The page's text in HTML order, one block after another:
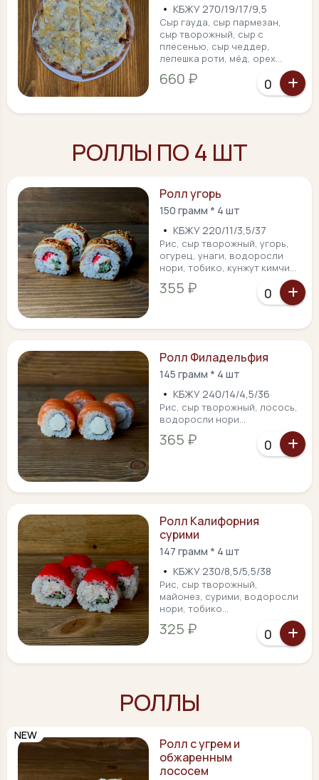
• КБЖУ 270/19/17/9,5
Сыр гауда, сыр пармезан,
сыр творожный, сыр с
плесенью, сыр чеддер,
лепешка роти, мёд, орех...
660 ₽
РОЛЛЫ ПО 4 ШТ
Ролл угорь
150 грамм * 4 шт
• КБЖУ 220/11/3,5/37
Рис, сыр творожный, угорь,
огурец, унаги, водоросли
нори, тобико, кунжут кимчи...
355 ₽
Ролл Филадельфия
145 грамм * 4 шт
• КБЖУ 240/14/4,5/36
Рис, сыр творожный, лосось,
водоросли нори...
365 ₽
Ролл Калифорния
сурими
147 грамм * 4 шт
• КБЖУ 230/8,5/5,5/38
Рис, сыр творожный,
майонез, сурими, водоросли
нори, тобико...
325 ₽
РОЛЛЫ
NEW
Ролл с угрем и
обжаренным
лососем